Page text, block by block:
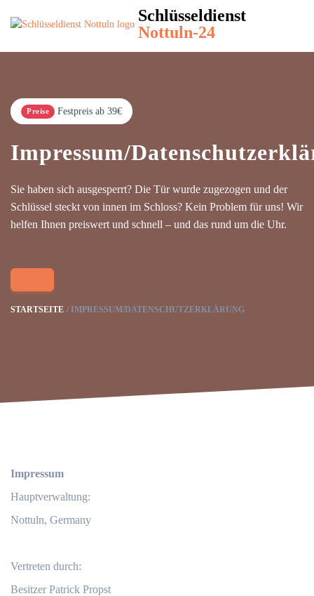
Schlüsseldienst
Nottuln-24
Preise Festpreis ab 39€
Impressum/
Sie haben sich ausgesperrt? Die Tür wurde zugezogen und der
Schlüssel steckt von innen im Schloss? Kein Problem für uns! Wir
helfen Ihnen preiswert und schnell – und das rund um die Uhr.
STARTSEITE IMPRESSUM/DATENSCHUTZERKLÄRUNG
Impressum
Hauptverwaltung:
Nottuln, Germany
Vertreten durch:
Besitzer Patrick Propst